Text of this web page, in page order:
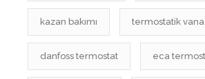
kazan bakımı termostatik vana
danfoss termostat eca